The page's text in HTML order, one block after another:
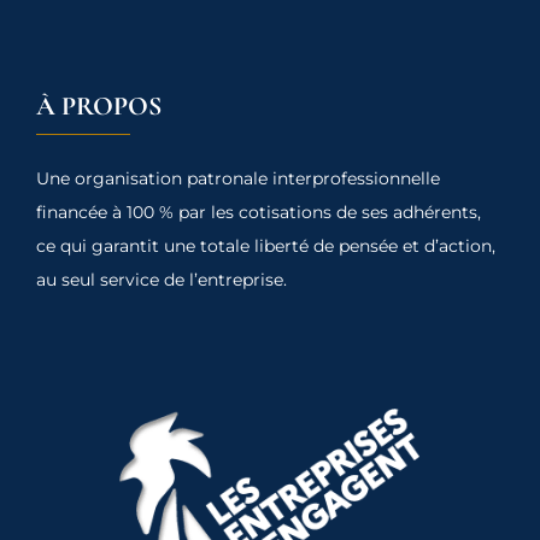
À PROPOS
Une organisation patronale interprofessionnelle
financée à 100 % par les cotisations de ses adhérents,
ce qui garantit une totale liberté de pensée et d’action,
au seul service de l’entreprise.